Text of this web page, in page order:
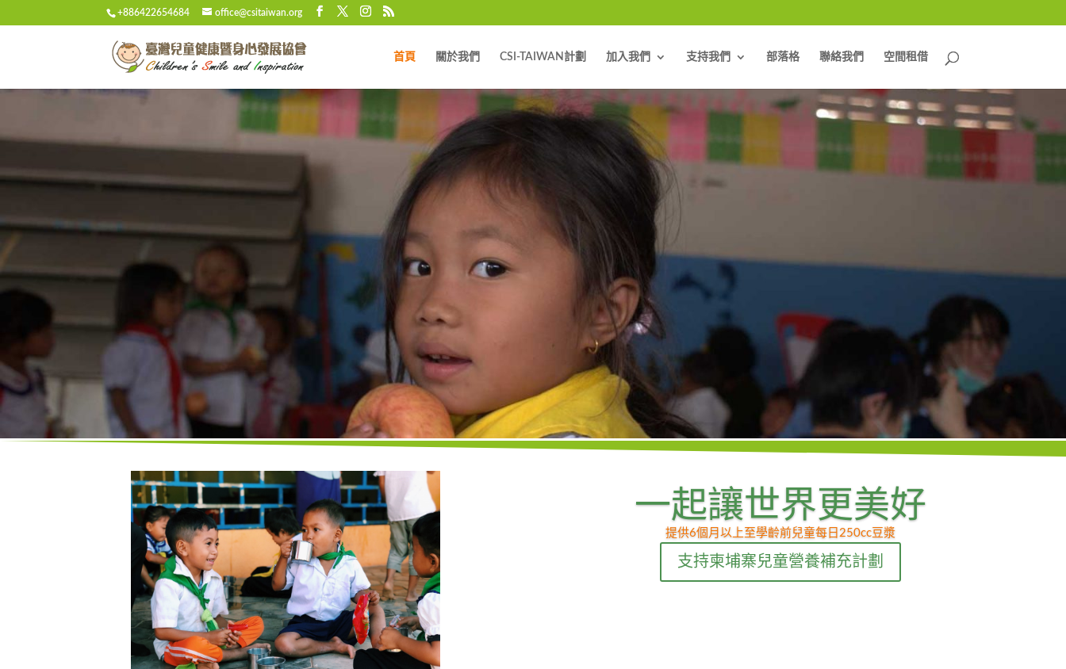
+886422654684 office@csitaiwan.org
首頁 關於我們 CSI-TAIWAN計劃 加入我們 支持我們 部落格 聯絡我們 空間租借
一起讓世界更美好
提供6個月以上至學齡前兒童每日250cc豆漿
支持柬埔寨兒童營養補充計劃